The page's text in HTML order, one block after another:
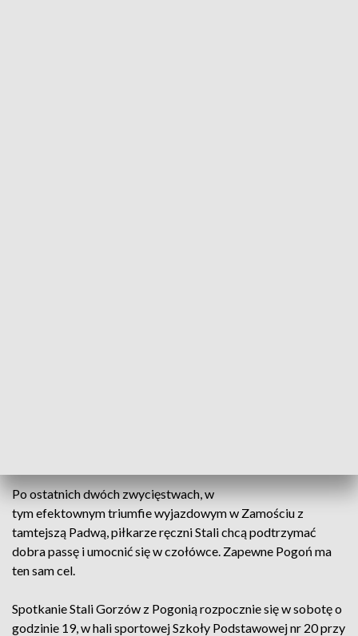
Po ostatnich dwóch zwycięstwach, w
tym efektownym triumfie wyjazdowym w Zamościu z
tamtejszą Padwą, piłkarze ręczni Stali chcą podtrzymać
dobra passę i umocnić się w czołówce. Zapewne Pogoń ma
ten sam cel.
Spotkanie Stali Gorzów z Pogonią rozpocznie się w sobotę o
godzinie 19, w hali sportowej Szkoły Podstawowej nr 20 przy